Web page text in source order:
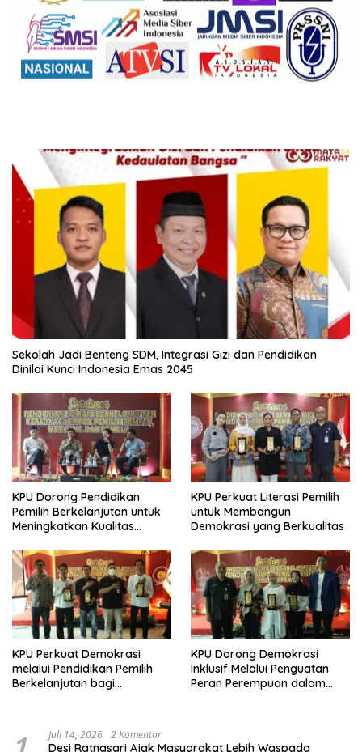
Sekolah Jadi Benteng SDM, Integrasi Gizi dan Pendidikan
Dinilai Kunci Indonesia Emas 2045
KPU Dorong Pendidikan
Pemilih Berkelanjutan untuk
Meningkatkan Kualitas
KPU Perkuat Literasi Pemilih
untuk Membangun
Demokrasi yang Berkualitas
KPU Perkuat Demokrasi
melalui Pendidikan Pemilih
Berkelanjutan bagi
KPU Dorong Demokrasi
Inklusif Melalui Penguatan
Peran Perempuan dalam
Juli 14, 2026 2 Komentar
Desi Ratnasari Ajak Masyarakat Lebih Waspada